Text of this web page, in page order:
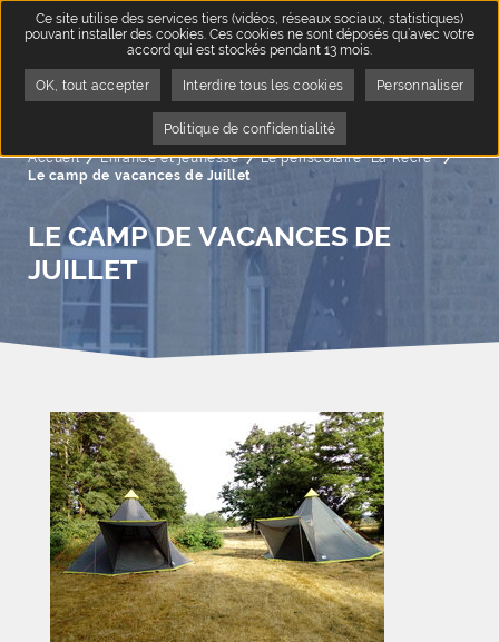
Accueil Enfance et jeunesse Le périscolaire "La Récré"
Page
Le camp de vacances de Juillet
LE CAMP DE VACANCES DE
JUILLET
Ce site utilise des services tiers (vidéos, réseaux sociaux, statistiques)
pouvant installer des cookies. Ces cookies ne sont déposés qu’avec votre
accord qui est stockés pendant 13 mois.
OK, tout accepter Interdire tous les cookies Personnaliser
Politique de confidentialité